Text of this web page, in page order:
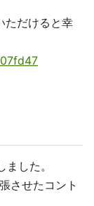
ただけると幸
した。
させたコント